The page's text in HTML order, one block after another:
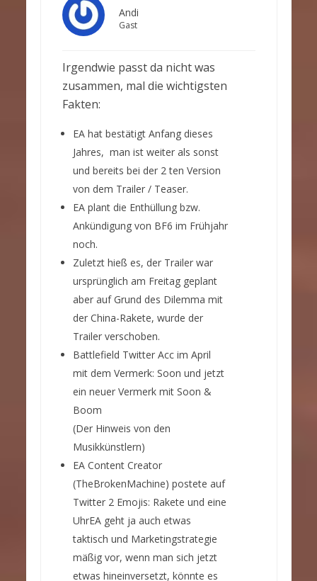
Andi
Gast
Irgendwie passt da nicht was
zusammen, mal die wichtigsten
Fakten:
EA hat bestätigt Anfang dieses
Jahres, man ist weiter als sonst
und bereits bei der 2 ten Version
von dem Trailer / Teaser.
EA plant die Enthüllung bzw.
Ankündigung von BF6 im Frühjahr
noch.
Zuletzt hieß es, der Trailer war
ursprünglich am Freitag geplant
aber auf Grund des Dilemma mit
der China-Rakete, wurde der
Trailer verschoben.
Battlefield Twitter Acc im April
mit dem Vermerk: Soon und jetzt
ein neuer Vermerk mit Soon &
Boom
(Der Hinweis von den
Musikkünstlern)
EA Content Creator
(TheBrokenMachine) postete auf
Twitter 2 Emojis: Rakete und eine
UhrEA geht ja auch etwas
taktisch und Marketingstrategie
mäßig vor, wenn man sich jetzt
etwas hineinversetzt, könnte es